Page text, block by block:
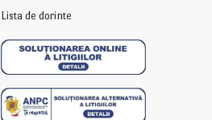
Lista de dorinte